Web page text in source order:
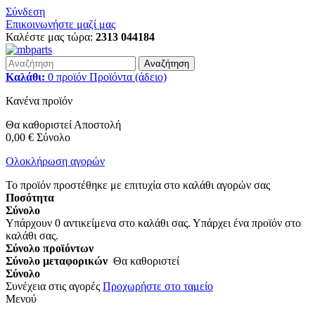
Σύνδεση
Επικοινωνήστε μαζί μας
Καλέστε μας τώρα: 2313 044184
Αναζήτηση
Καλάθι: 0 προϊόν Προϊόντα (άδειο)
Κανένα προϊόν
Θα καθοριστεί Αποστολή
0,00 € Σύνολο
Ολοκλήρωση αγορών
Το προϊόν προστέθηκε με επιτυχία στο καλάθι αγορών σας
Ποσότητα
Σύνολο
Υπάρχουν 0 αντικείμενα στο καλάθι σας. Υπάρχει ένα προϊόν στο
καλάθι σας.
Σύνολο προϊόντων
Σύνολο μεταφορικών Θα καθοριστεί
Σύνολο
Συνέχεια στις αγορές Προχωρήστε στο ταμείο
Μενού